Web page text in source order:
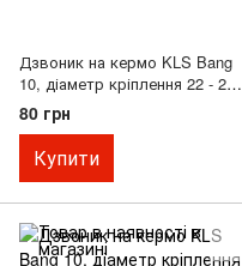
Дзвоник на кермо KLS Bang
10, діаметр кріплення 22 - 25
мм, синій (polybag)
80 грн
Купити